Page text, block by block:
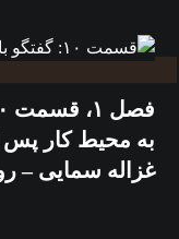
به محیط کار پس
غزاله سمایی –